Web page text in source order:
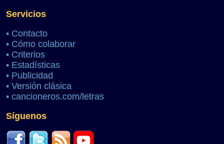
Servicios
• Contacto
• Cómo colaborar
• Criterios
• Estadísticas
• Publicidad
• Versión clásica
• cancioneros.com/letras
Síguenos